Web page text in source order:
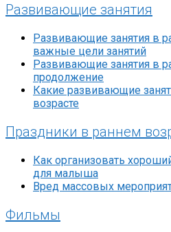
Развивающие занятия
Развивающие занятия в
важные цели занятий
Развивающие занятия в
продолжение
Какие развивающие
возрасте
Праздники в раннем
Как организовать
для малыша
Вред массовых
Фильмы